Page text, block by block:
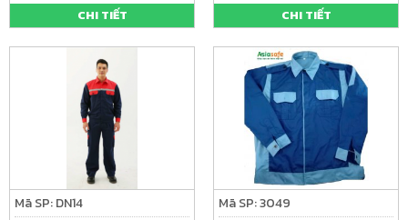
CHI TIẾT CHI TIẾT
Mã SP: DN14 Mã SP: 3049